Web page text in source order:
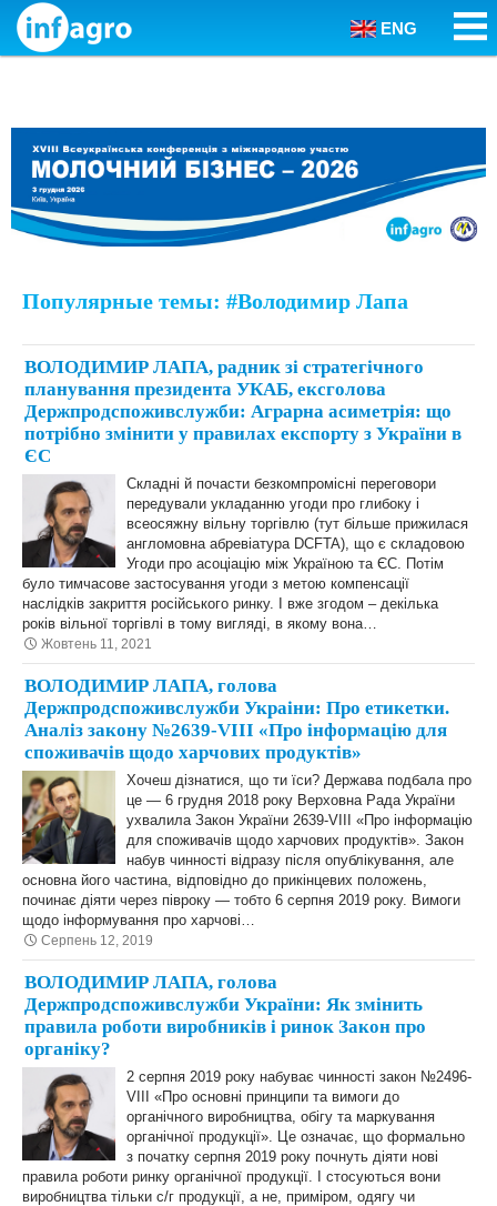
Skip to content
ENG
Популярные темы: #Володимир Лапа
ВОЛОДИМИР ЛАПА, радник зі стратегічного
планування президента УКАБ, ексголова
Держпродспоживслужби: Аграрна асиметрія: що
потрібно змінити у правилах експорту з України в
ЄС
Складні й почасти безкомпромісні переговори
передували укладанню угоди про глибоку і
всеосяжну вільну торгівлю (тут більше прижилася
англомовна абревіатура DCFTA), що є складовою
Угоди про асоціацію між Україною та ЄС. Потім
було тимчасове застосування угоди з метою компенсації
наслідків закриття російського ринку. І вже згодом – декілька
років вільної торгівлі в тому вигляді, в якому вона…
Жовтень 11, 2021
ВОЛОДИМИР ЛАПА, голова
Держпродспоживслужби Украіни: Про етикетки.
Аналіз закону №2639-VIII «Про інформацію для
споживачів щодо харчових продуктів»
Хочеш дізнатися, що ти їси? Держава подбала про
це — 6 грудня 2018 року Верховна Рада України
ухвалила Закон України 2639-VIII «Про інформацію
для споживачів щодо харчових продуктів». Закон
набув чинності відразу після опублікування, але
основна його частина, відповідно до прикінцевих положень,
починає діяти через півроку — тобто 6 серпня 2019 року. Вимоги
щодо інформування про харчові…
Серпень 12, 2019
ВОЛОДИМИР ЛАПА, голова
Держпродспоживслужби України: Як змінить
правила роботи виробників і ринок Закон про
органіку?
2 серпня 2019 року набуває чинності закон №2496-
VIII «Про основні принципи та вимоги до
органічного виробництва, обігу та маркування
органічної продукції». Це означає, що формально
з початку серпня 2019 року почнуть діяти нові
правила роботи ринку органічної продукції. І стосуються вони
виробництва тільки с/г продукції, а не, приміром, одягу чи